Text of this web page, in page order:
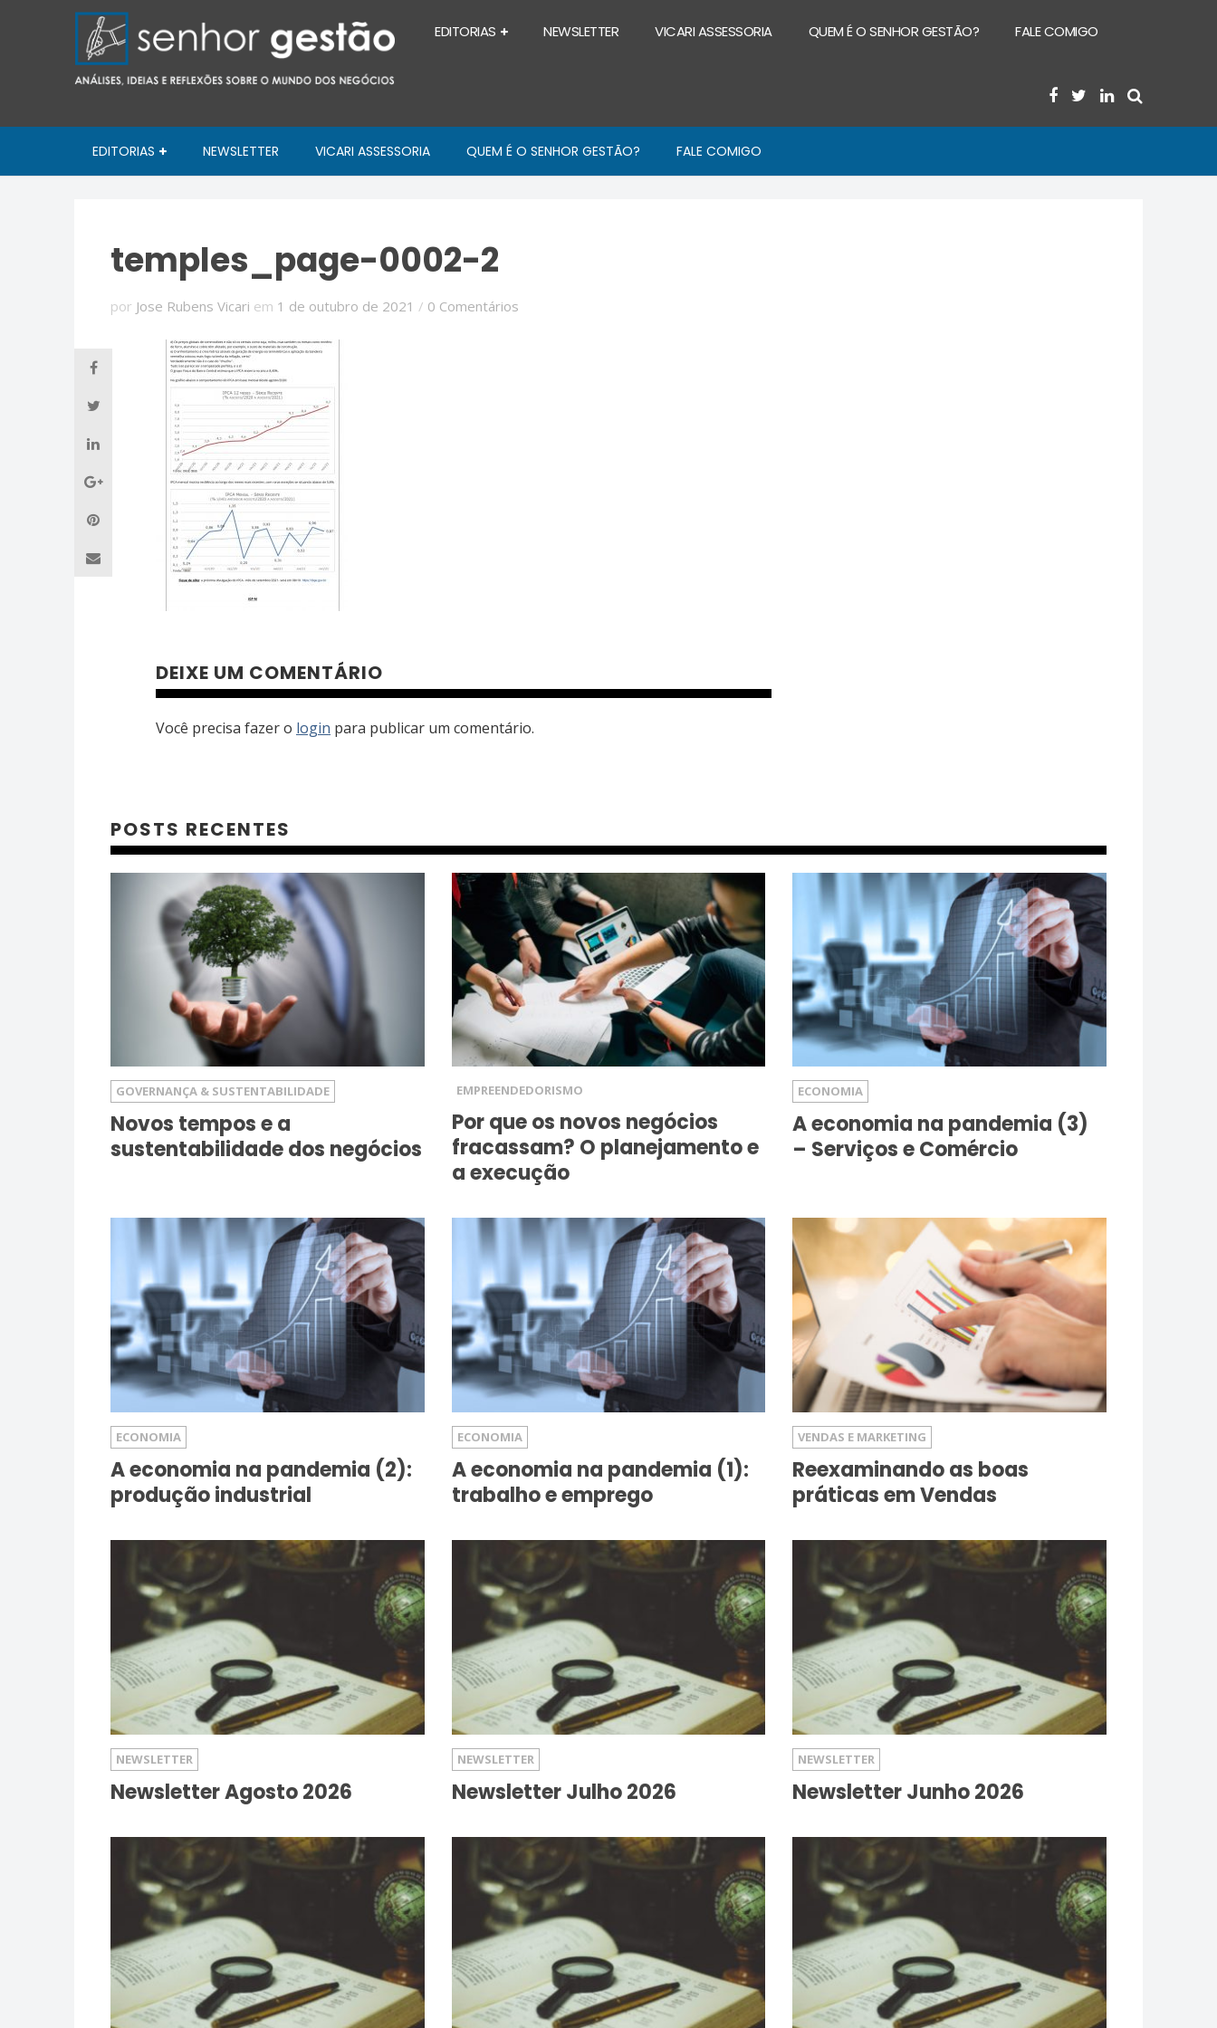
EDITORIAS NEWSLETTER VICARI ASSESSORIA QUEM É O SENHOR GESTÃO? FALE COMIGO
EDITORIAS NEWSLETTER VICARI ASSESSORIA QUEM É O SENHOR GESTÃO? FALE COMIGO
temples_page-0002-2
por Jose Rubens Vicari em 1 de outubro de 2021 / 0 Comentários
DEIXE UM COMENTÁRIO
Você precisa fazer o login para publicar um comentário.
POSTS RECENTES
GOVERNANÇA & SUSTENTABILIDADE
Novos tempos e a
sustentabilidade dos negócios
EMPREENDEDORISMO
Por que os novos negócios
fracassam? O planejamento e
a execução
ECONOMIA
A economia na pandemia (3)
– Serviços e Comércio
ECONOMIA
A economia na pandemia (2):
produção industrial
ECONOMIA
A economia na pandemia (1):
trabalho e emprego
VENDAS E MARKETING
Reexaminando as boas
práticas em Vendas
NEWSLETTER
Newsletter Agosto 2026
NEWSLETTER
Newsletter Julho 2026
NEWSLETTER
Newsletter Junho 2026